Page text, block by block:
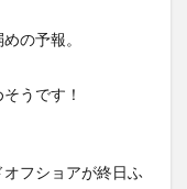
の予報。
うです！
フショアが終日ふ